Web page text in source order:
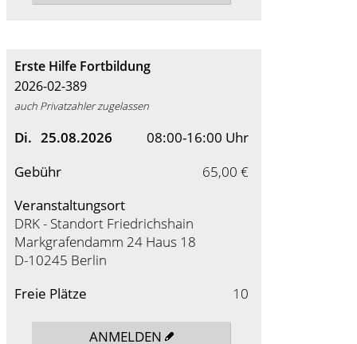
Erste Hilfe Fortbildung
2026-02-389
auch Privatzahler zugelassen
Di. 25.08.2026
08:00-16:00 Uhr
Gebühr
65,00 €
Veranstaltungsort
DRK - Standort Friedrichshain
Markgrafendamm 24 Haus 18
D-10245 Berlin
Freie Plätze
10
ANMELDEN